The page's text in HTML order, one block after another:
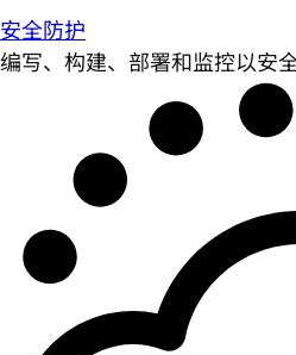
安全防护
编写、构建、部署和监控以安